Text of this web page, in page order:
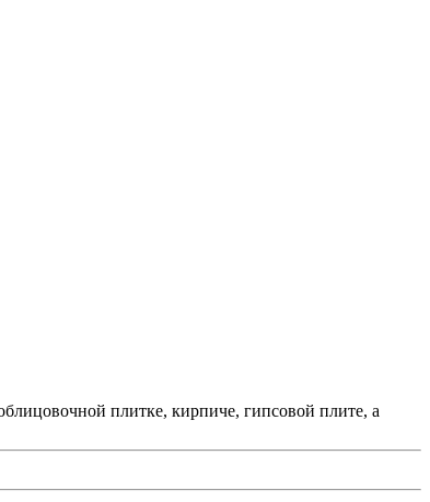
плитке, кирпиче, гипсовой плите, а